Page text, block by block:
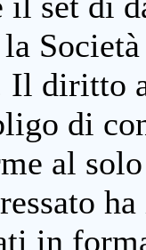
Il diritto
di
al
in